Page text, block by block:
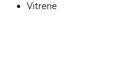
Vitrerie